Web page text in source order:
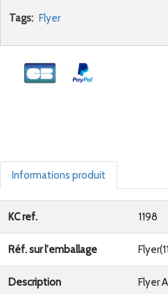
Tags: Flyer
Informations produit
KC ref. 1198
Réf. sur l'emballage
Description Flyer